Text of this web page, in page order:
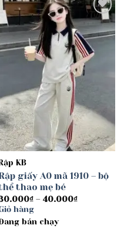
Add to
wishlist
KB
giấy A0 mã 1910 – bộ
thao mẹ bé
₫ – 40.000₫Khoảng
hàng
bán chạy